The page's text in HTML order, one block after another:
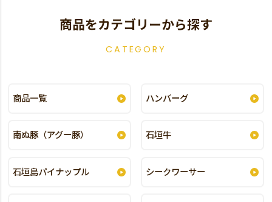
商品をカテゴリーから探す
CATEGORY
商品一覧 ハンバーグ
南ぬ豚（アグー豚） 石垣牛
石垣島パイナップル シークワーサー